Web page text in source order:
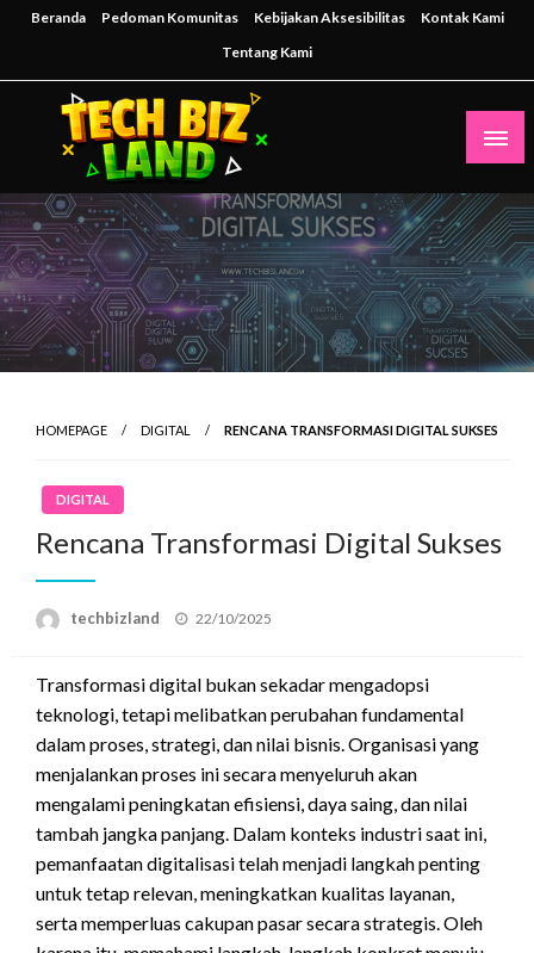
SkipBeranda Pedoman Komunitas Kebijakan Aksesibilitas
Kontak Kami
Tentang Kami
techbizland
Inspirasi Teknologi untuk Masa Depan Bisnis
HOMEPAGE DIGITAL RENCANA TRANSFORMASI DIGITAL SUKSES
DIGITAL
Rencana Transformasi Digital Sukses
techbizland
Posted
22/10/2025
Transformasi digital bukan sekadar mengadopsi
teknologi, tetapi melibatkan perubahan fundamental
dalam proses, strategi, dan nilai bisnis. Organisasi yang
menjalankan proses ini secara menyeluruh akan
mengalami peningkatan efisiensi, daya saing, dan nilai
tambah jangka panjang. Dalam konteks industri saat ini,
pemanfaatan digitalisasi telah menjadi langkah penting
untuk tetap relevan, meningkatkan kualitas layanan,
serta memperluas cakupan pasar secara strategis. Oleh